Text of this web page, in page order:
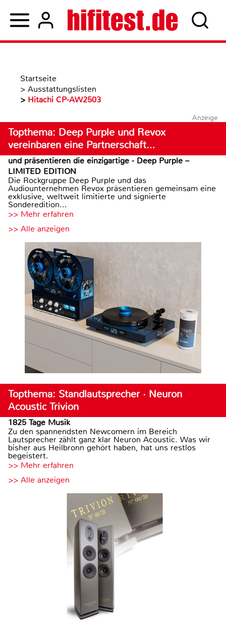
Startseite
> Ausstattungslisten
> Hitachi CP-AW2503
Anzeige
Topthema: Deep Purple und Revox
vereinbaren eine Partnerschaft…
und präsentieren die einzigartige - Deep Purple –
LIMITED EDITION
Die Rockgruppe Deep Purple und das
Audiounternehmen Revox präsentieren gemeinsam eine
exklusive, weltweit limitierte und signierte
Sonderedition...
>> Mehr erfahren
>> Alle anzeigen
Topthema: Standlautsprecher · Neuron
Acoustic Trivion
1825 Tage Musik
Zu den spannendsten Newcomern im Bereich
Lautsprecher zählt ganz klar Neuron Acoustic. Was wir
bisher aus Heilbronn gehört haben, hat uns restlos
begeistert.
>> Mehr erfahren
>> Alle anzeigen